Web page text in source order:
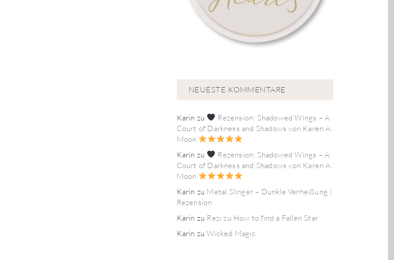
NEUESTE KOMMENTARE
Karin zu
Rezension: Shadowed Wings – A
Court of Darkness and Shadows von Karen A.
Moon
Karin zu
Rezension: Shadowed Wings – A
Court of Darkness and Shadows von Karen A.
Moon
Karin zu Metal Slinger – Dunkle Verheißung |
Rezension
Karin zu Rezi zu How to find a Fallen Star
Karin zuWicked Magic